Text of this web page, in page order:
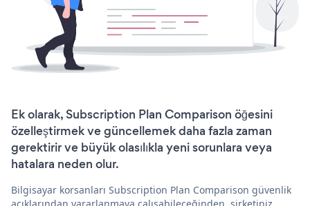
Ek olarak, Subscription Plan Comparison öğesini
özelleştirmek ve güncellemek daha fazla zaman
gerektirir ve büyük olasılıkla yeni sorunlara veya
hatalara neden olur.
Bilgisayar korsanları Subscription Plan Comparison güvenlik